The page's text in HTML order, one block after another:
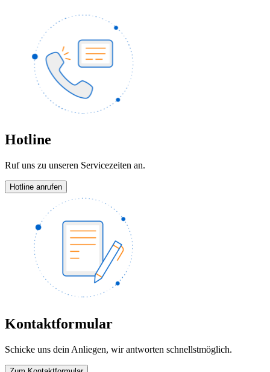
Hotline
Ruf uns zu unseren Servicezeiten an.
Hotline anrufen
Kontaktformular
Schicke uns dein Anliegen, wir antworten schnellstmöglich.